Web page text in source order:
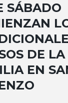
SÁBADO
DE LA
EN